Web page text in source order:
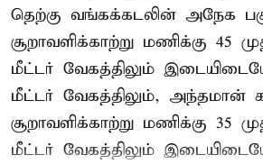
தெற்கு வங்கக்கடலின் அநேக
சூறாவளிக்காற்று மணிக்கு 45
மீட்டர் வேகத்திலும்
மீட்டர் வேகத்திலும், அந்தமான்
சூறாவளிக்காற்று மணிக்கு 35
மீட்டர் வேகத்திலும்